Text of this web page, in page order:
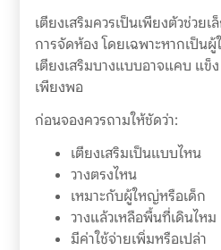
เตียงเสริมควรเป็นเพียงตัวช่วย
การจัดห้อง โดยเฉพาะหากเป็น
เตียงเสริมบางแบบอาจแคบ แข็
เพียงพอ
ก่อนจองควรถามให้ชัดว่า:
เตียงเสริมเป็นแบบไหน
วางตรงไหน
เหมาะกับผู้ใหญ่หรือเด็ก
วางแล้วเหลือพื้นที่เดินไหม
มีค่าใช้จ่ายเพิ่มหรือเปล่า